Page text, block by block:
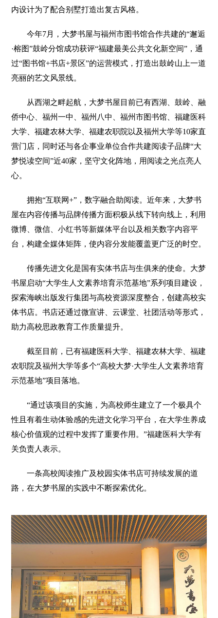
内设计为了配合别墅打造出复古风格。
今年7月，大梦书屋与福州市图书馆合作共建的“邂逅
·榕图”鼓岭分馆成功获评“福建最美公共文化新空间”，通
过“图书馆+书店+景区”的运营模式，打造出鼓岭山上一道
亮丽的艺文风景线。
从西湖之畔起航，大梦书屋目前已有西湖、鼓岭、融
侨中心、福州一中、福州八中、福州市图书馆、福建医科
大学、福建农林大学、福建农职院以及福州大学等10家直
营门店，同时还与各企事业单位合作共建阅读子品牌“大
梦悦读空间”近40家，坚守文化阵地，用阅读之光点亮人
心。
拥抱“互联网+”，数字融合助阅读。近年来，大梦书
屋在内容传播与品牌传播方面积极从线下转向线上，利用
微博、微信、小红书等新媒体平台以及相关数字内容平
台，构建全媒体矩阵，使内容分发能覆盖更广泛的时空。
传播先进文化是国有实体书店与生俱来的使命。大梦
书屋启动“大学生人文素养培育示范基地”系列项目建设，
探索海峡出版发行集团与高校资源深度整合，创建高校实
体书店。书店还通过微宣讲、云课堂、社团活动等形式，
助力高校思政教育工作质量提升。
截至目前，已有福建医科大学、福建农林大学、福建
农职院及福州大学等多个“高校大梦·大学生人文素养培育
示范基地”项目落地。
“通过该项目的实施，为高校师生建立了一个极具个
性且有着生动体验感的先进文化学习平台，在大学生养成
核心价值观的过程中发挥了重要作用。”福建医科大学有
关负责人表示。
一条高校阅读推广及校园实体书店可持续发展的道
路，在大梦书屋的实践中不断探索优化。